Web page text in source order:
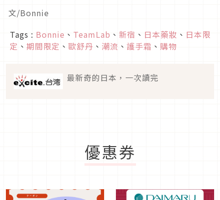
文/Bonnie
Tags : Bonnie 、 TeamLab 、 新宿 、 日本藥妝 、 日本限
定 、 期間限定 、 歐舒丹 、 潮流 、 護手霜 、 購物
最新奇的日本，一次讀完
優惠券